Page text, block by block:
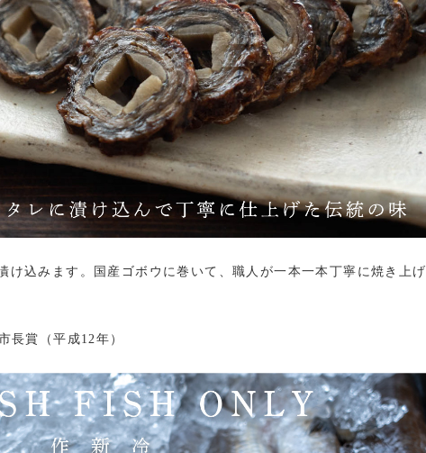
け込みます。国産ゴボウに巻いて、職人が一本一本丁寧に焼き上げ
長賞（平成12年）